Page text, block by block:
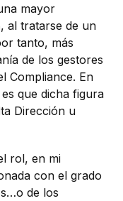
mayor
al tratarse de un
tanto, más
de los gestores
Compliance. En
que dicha figura
Dirección u
rol, en mi
con el grado
de los